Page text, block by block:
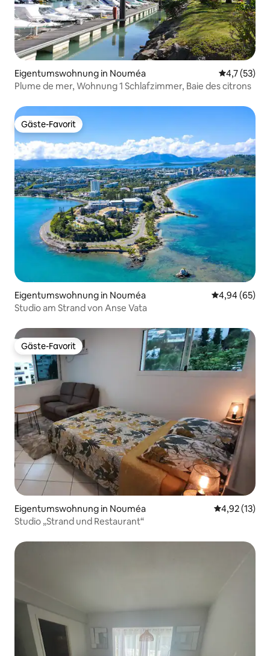
Eigentumswohnung in Nouméa
4,7 (53)
Plume de mer, Wohnung 1 Schlafzimmer, Baie des citrons
Gäste-Favorit
Gäste-Favorit
Eigentumswohnung in Nouméa
4,94 (65)
Studio am Strand von Anse Vata
Gäste-Favorit
Gäste-Favorit
Eigentumswohnung in Nouméa
4,92 (13)
Studio „Strand und Restaurant“